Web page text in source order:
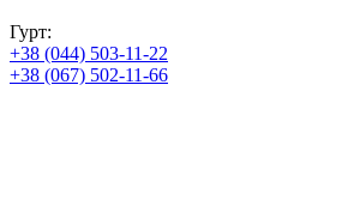
Гурт:
+38 (044) 503-11-22
+38 (067) 502-11-66